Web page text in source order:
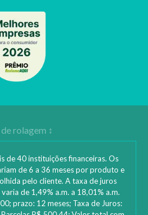
de 40 instituições financeiras. Os
de 6 a 36 meses por produto e
pelo cliente. A taxa de juros
de 1,49% a.m. a 18,01% a.m.
prazo: 12 meses; Taxa de Juros: